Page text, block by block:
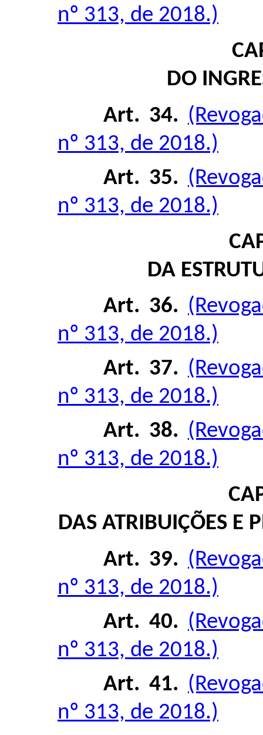
nº 313, de 2018.)
DO
Art. 34.
nº 313, de 2018.)
Art. 35.
nº 313, de 2018.)
DA
Art. 36.
nº 313, de 2018.)
Art. 37.
nº 313, de 2018.)
Art. 38.
nº 313, de 2018.)
DAS ATRIBUIÇÕES E
Art. 39.
nº 313, de 2018.)
Art. 40.
nº 313, de 2018.)
Art. 41.
nº 313, de 2018.)